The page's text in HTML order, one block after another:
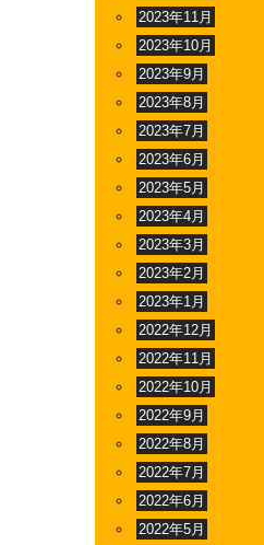
2023年11月
2023年10月
2023年9月
2023年8月
2023年7月
2023年6月
2023年5月
2023年4月
2023年3月
2023年2月
2023年1月
2022年12月
2022年11月
2022年10月
2022年9月
2022年8月
2022年7月
2022年6月
2022年5月